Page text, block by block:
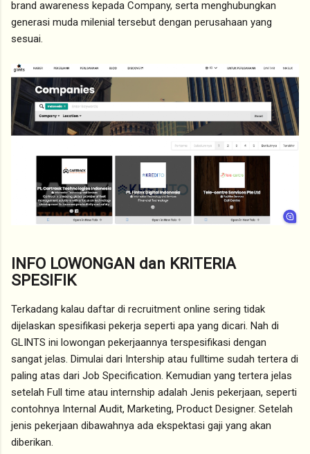
brand awareness kepada Company, serta menghubungkan
generasi muda milenial tersebut dengan perusahaan yang
sesuai.
INFO LOWONGAN dan KRITERIA
SPESIFIK
Terkadang kalau daftar di recruitment online sering tidak
dijelaskan spesifikasi pekerja seperti apa yang dicari. Nah di
GLINTS ini lowongan pekerjaannya terspesifikasi dengan
sangat jelas. Dimulai dari Intership atau fulltime sudah tertera di
paling atas dari Job Specification. Kemudian yang tertera jelas
setelah Full time atau internship adalah Jenis pekerjaan, seperti
contohnya Internal Audit, Marketing, Product Designer. Setelah
jenis pekerjaan dibawahnya ada ekspektasi gaji yang akan
diberikan.